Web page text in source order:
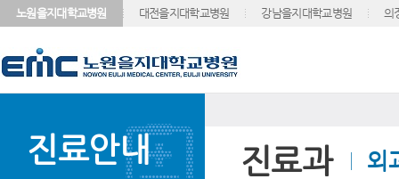
노원을지대학교병원 대전을지대학교병원 강남을지대학교병원 의
진료안내 진료과 외